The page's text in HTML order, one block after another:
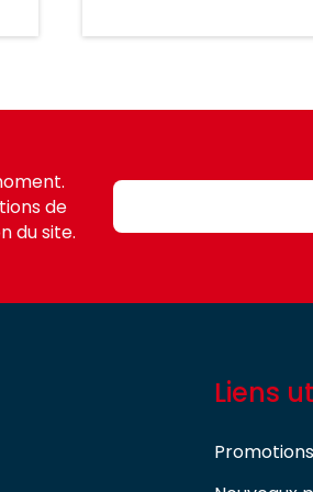
de
du site.
Liens
Promotions